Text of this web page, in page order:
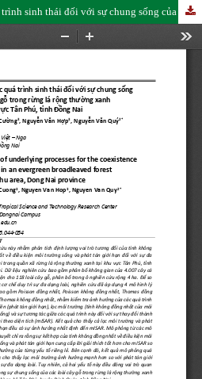
Tầm quan trọng của các quá trình sinh thái đối với sự chung sống của các loài cây gỗ trong rừng lá rộng thường xanh ở khu vực Tân Phú, tỉnh Đồng Nai